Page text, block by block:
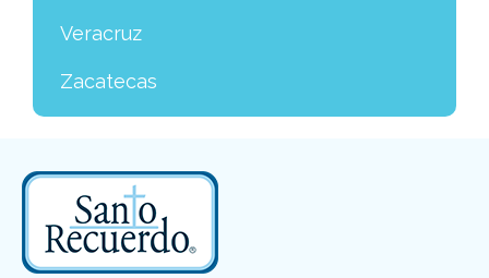
Veracruz
Zacatecas